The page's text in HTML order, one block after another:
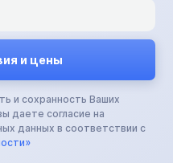
и сохранность Ваших
даете согласие на
данных в соответствии с